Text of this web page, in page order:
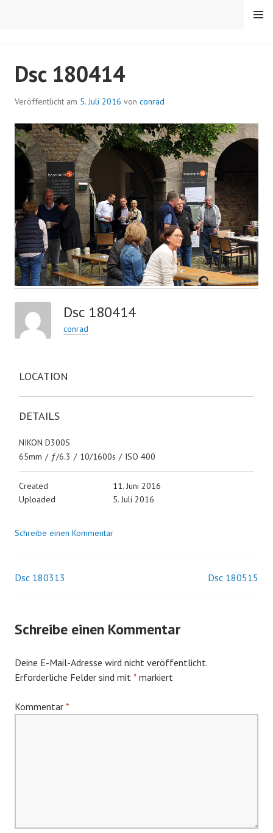
MENÜ
Dsc 180414
Veröffentlicht am 5. Juli 2016 von conrad
Dsc 180414
conrad
LOCATION
DETAILS
NIKON D300S
65mm / ƒ/6.3 / 10/1600s / ISO 400
Created
11. Juni 2016
Uploaded
5. Juli 2016
Schreibe einen Kommentar
Beitrags-
Dsc 180313 Dsc 180515
Schreibe einen Kommentar
Deine E-Mail-Adresse wird nicht veröffentlicht.
Erforderliche Felder sind mit * markiert
Kommentar *